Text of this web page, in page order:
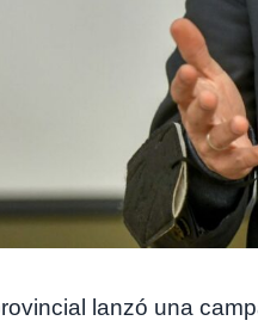
lanzó una